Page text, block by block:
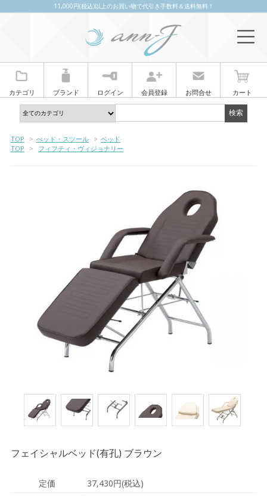
11,000円(税込)以上のお買い物で代引き手数料＆送料無料！
カテゴリ ブランド ログイン 会員登録 お問合せ カート
TOP > べッド・スツール > ベッド
TOP
> フィフティ・ヴィジョナリー
フェイシャルベッド(有孔) ブラウン
定価
37,430円(税込)